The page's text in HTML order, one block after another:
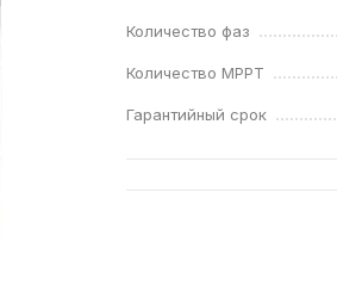
Количество фаз
Количество MPPT
Гарантийный срок